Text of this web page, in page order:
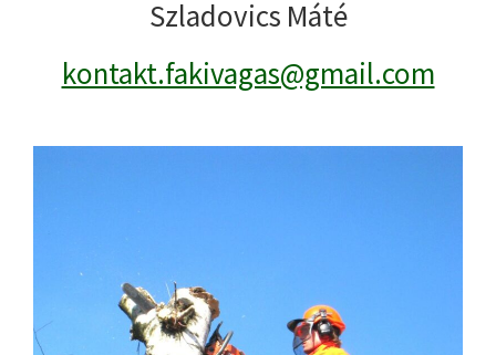
Szladovics Máté
kontakt.fakivagas@gmail.com